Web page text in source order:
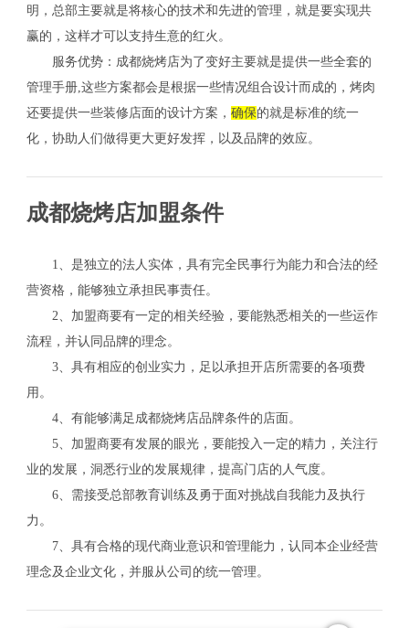
明，总部主要就是将核心的技术和先进的管理，就是要实现共
赢的，这样才可以支持生意的红火。
服务优势：成都烧烤店为了变好主要就是提供一些全套的
管理手册,这些方案都会是根据一些情况组合设计而成的，烤肉
还要提供一些装修店面的设计方案， 确保的就是标准的统一
化，协助人们做得更大更好发挥，以及品牌的效应。
成都烧烤店加盟条件
1、是独立的法人实体，具有完全民事行为能力和合法的经
营资格，能够独立承担民事责任。
2、加盟商要有一定的相关经验，要能熟悉相关的一些运作
流程，并认同品牌的理念。
3、具有相应的创业实力，足以承担开店所需要的各项费
用。
4、有能够满足成都烧烤店品牌条件的店面。
5、加盟商要有发展的眼光，要能投入一定的精力，关注行
业的发展，洞悉行业的发展规律，提高门店的人气度。
6、需接受总部教育训练及勇于面对挑战自我能力及执行
力。
7、具有合格的现代商业意识和管理能力，认同本企业经营
理念及企业文化，并服从公司的统一管理。